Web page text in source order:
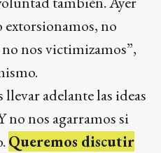
extorsionamos, no
nos victimizamos”,
adelante las ideas
no nos agarramos si
Queremos discutir